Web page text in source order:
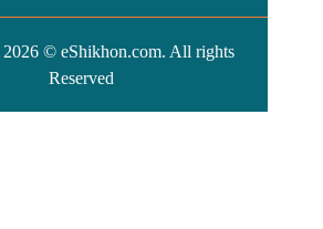
© eShikhon.com. All rights
Reserved